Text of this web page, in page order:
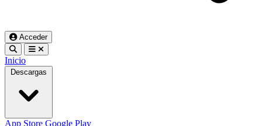
Acceder
Inicio
Descargas
App Store Google Play